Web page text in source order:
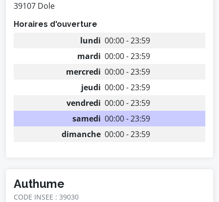
39107 Dole
Horaires d'ouverture
lundi 00:00 - 23:59
mardi 00:00 - 23:59
mercredi 00:00 - 23:59
jeudi 00:00 - 23:59
vendredi 00:00 - 23:59
samedi 00:00 - 23:59
dimanche 00:00 - 23:59
Authume
CODE INSEE : 39030